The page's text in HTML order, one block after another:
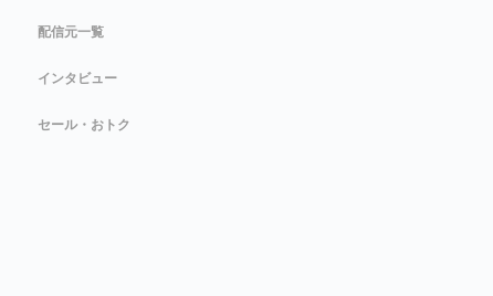
配信元一覧
インタビュー
セール・おトク